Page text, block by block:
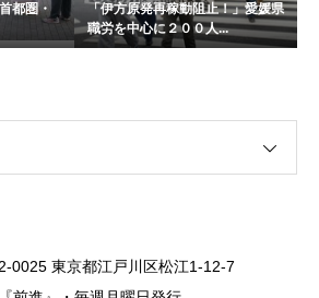
都圏・
「伊方原発再稼動阻止！」愛媛県
職労を中心に２００人...
0025 東京都江戸川区松江1-12-7